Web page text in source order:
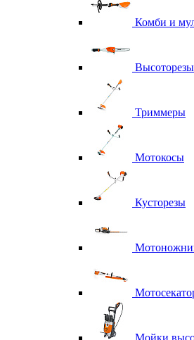
Комби и
Высоторезы
Триммеры
Мотокосы
Кусторезы
Мойки